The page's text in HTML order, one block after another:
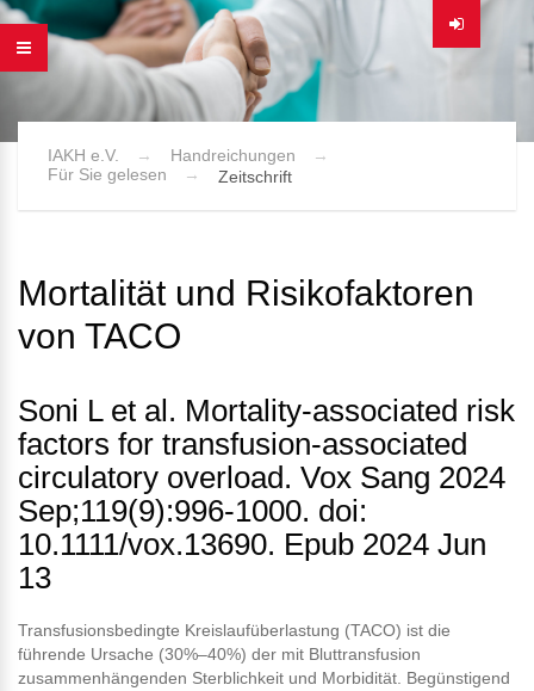
IAKH e.V.
Handreichungen
Für Sie gelesen
Zeitschrift
Mortalität und Risikofaktoren
von TACO
Soni L et al. Mortality-associated risk
factors for transfusion-associated
circulatory overload. Vox Sang 2024
Sep;119(9):996-1000. doi:
10.1111/vox.13690. Epub 2024 Jun
13
Transfusionsbedingte Kreislaufüberlastung (TACO) ist die
führende Ursache (30%–40%) der mit Bluttransfusion
zusammenhängenden Sterblichkeit und Morbidität. Begünstigend